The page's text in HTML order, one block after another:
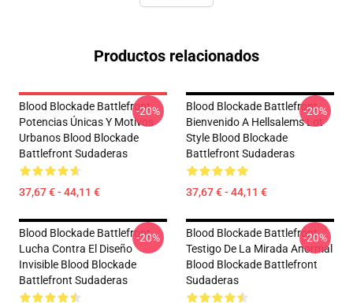
Productos relacionados
Blood Blockade Battlefront
Potencias Únicas Y Motivos
Urbanos Blood Blockade
Battlefront Sudaderas
37,67 € - 44,11 €
-20%
Blood Blockade Battlefront
Bienvenido A Hellsalems Lot
Style Blood Blockade
Battlefront Sudaderas
37,67 € - 44,11 €
-20%
Blood Blockade Battlefront
Lucha Contra El Diseño
Invisible Blood Blockade
Battlefront Sudaderas
-20%
Blood Blockade Battlefront
Testigo De La Mirada Anormal
Blood Blockade Battlefront
Sudaderas
-20%